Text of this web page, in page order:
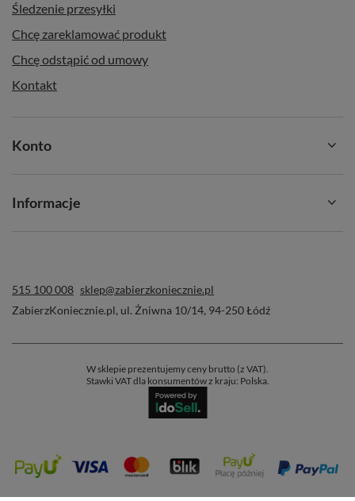
Śledzenie przesyłki
Chcę zareklamować produkt
Chcę odstąpić od umowy
Kontakt
Konto
Informacje
515 100 008 sklep@zabierzkoniecznie.pl
ZabierzKoniecznie.pl, ul. Żniwna 10/14, 94-250Łódź
W sklepie prezentujemy ceny brutto (z VAT).
Stawki VAT dla konsumentów z kraju: Polska.